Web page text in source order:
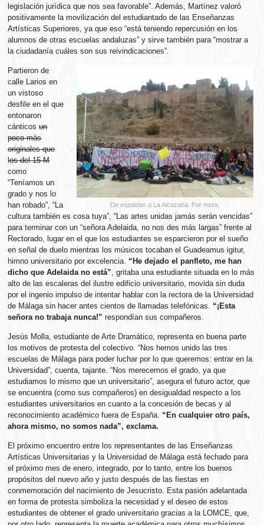
legislación jurídica que nos sea favorable”. Además, Martínez valoró
positivamente la movilización del estudiantado de las Enseñanzas
Artísticas Superiores, ya que eso “está teniendo repercusión en los
alumnos de otras escuelas andaluzas” y sirve también para “mostrar a
la ciudadanía cuáles son sus reivindicaciones”.
De espaldas a La Alcazaba. Por mora.
Partieron de
calle Larios en
un vistoso
desfile en el que
entonaron
cánticosun
poco más
originales que
los del 15-M
como
“Teníamos un
grado y nos lo
han robado”, “La
cultura también es cosa tuya”, “Las artes unidas jamás serán vencidas”
para terminar con un “señora Adelaida, no nos des más largas” frente al
Rectorado, lugar en el que los estudiantes se esparcieron por el sueño
en señal de duelo mientras los músicos tocaban el Guadeamus igitur,
himno universitario por excelencia. “He dejado el panfleto, me han
dicho que Adelaida no está”, gritaba una estudiante situada en lo más
alto de las escaleras del ilustre edificio universitario, movida sin duda
por el ingenio impulso de intentar hablar con la rectora de la Universidad
de Málaga sin hacer antes cientos de llamadas telefónicas. “¡Esta
señora no trabaja nunca!” respondían sus compañeros.
Jesús Molla, estudiante de Arte Dramático, representa en buena parte
los motivos de protesta del colectivo. “Nos hemos unido las tres
escuelas de Málaga para poder luchar por lo que queremos: entrar en la
Universidad”, cuenta, tajante. “Nos merecemos el grado, ya que
estudiamos lo mismo que un universitario”, asegura el futuro actor, que
se encuentra (como sus compañeros) en desigualdad respecto a los
estudiantes universitarios en cuanto a la concesión de becas y al
reconocimiento académico fuera de España. “En cualquier otro país,
ahora mismo, no somos nada”, exclama.
El próximo encuentro entre los representantes de las Enseñanzas
Artísticas Universitarias y la Universidad de Málaga está fechado para
el próximo mes de enero, integrado, por lo tanto, entre los buenos
propósitos del nuevo año y justo después de las fiestas en
conmemoración del nacimiento de Jesucristo. Esta pasión adelantada
en forma de protesta simboliza la necesidad y el deseo de estos
estudiantes de obtener el grado universitario gracias a la LOMCE, que,